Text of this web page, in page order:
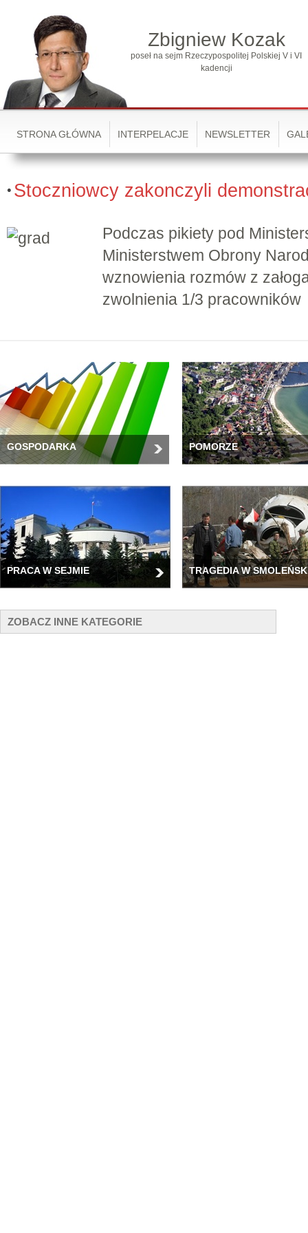
Zbigniew Kozak
poseł na sejm Rzeczypospolitej Polskiej V i VI
kadencji
STRONA GŁÓWNA INTERPELACJE NEWSLETTER
Stoczniowcy zakonczyli
Podczas pikiety pod
Ministerstwem Obrony
wznowienia rozmów z
zwolnienia 1/3
GOSPODARKA POMORZE
PRACA W SEJMIE TRAGEDIA W
ZOBACZ INNE KATEGORIE